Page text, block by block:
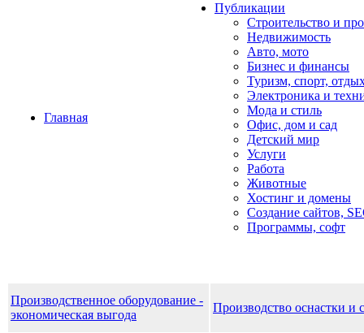
Главная
Публикации
Строительство и
Недвижимость
Авто, мото
Бизнес и финансы
Туризм, спорт,
Электроника и
Мода и стиль
Офис, дом и cад
Детский мир
Услуги
Работа
Животные
Хостинг и домены
Создание сайтов,
Программы, софт
Производственное оборудование -
экономическая выгода
Производство оснастки и